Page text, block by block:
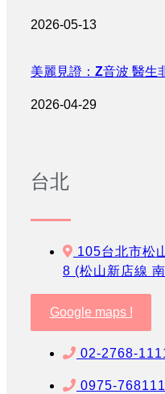
2026-05-13
美麗見證：Z音波 醫生
2026-04-29
台北
105台北市松
8 (松山新店線
Google maps !
02-2768-
0975-768111